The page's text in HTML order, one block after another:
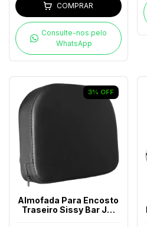
COMPRAR
Consulte-nos pelo
WhatsApp
3% OFF
Almofada Para Encosto
Traseiro Sissy Bar JM